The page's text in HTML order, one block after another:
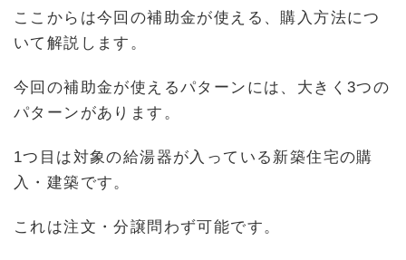
ここからは今回の補助金が使える、購入方法につ
いて解説します。
今回の補助金が使えるパターンには、大きく3つの
パターンがあります。
1つ目は対象の給湯器が入っている新築住宅の購
入・建築です。
これは注文・分譲問わず可能です。